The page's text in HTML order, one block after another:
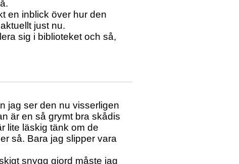
en inblick över hur den
just nu.
sig i biblioteket och så,
jag ser den nu visserligen
är en så grymt bra skådis
lite läskig tänk om de
så. Bara jag slipper vara
snygg gjord måste jag